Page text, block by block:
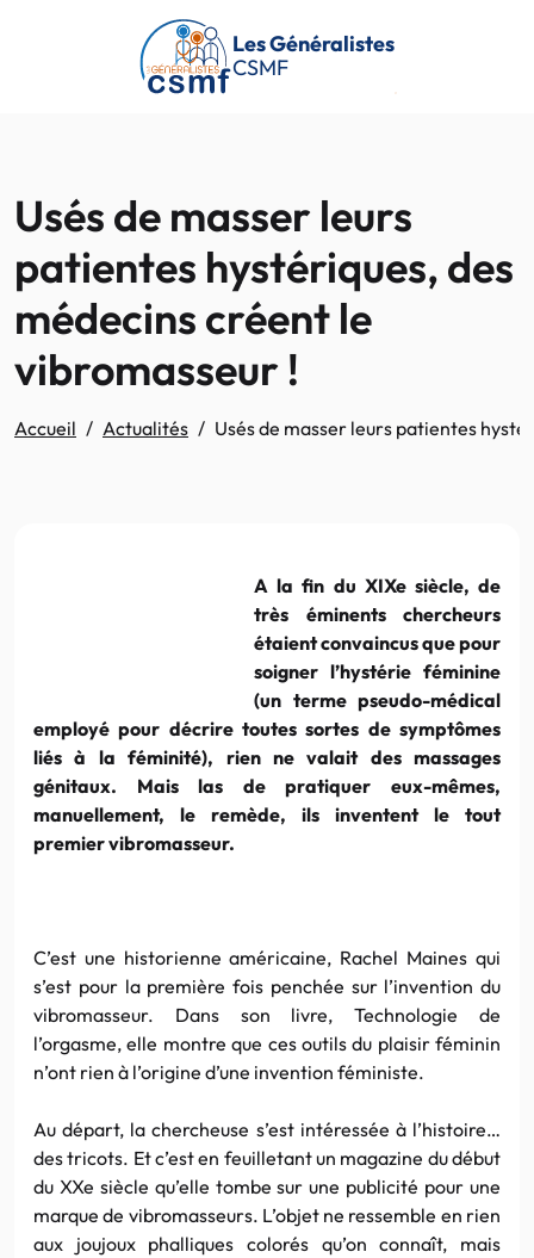
Passer au contenu principal
Les Généralistes
CSMF
Usés de masser leurs
patientes hystériques, des
médecins créent le
vibromasseur !
Accueil Actualités Usés de masser leurs patientes
A la fin du XIXe siècle, de
très éminents chercheurs
étaient convaincus que pour
soigner l’hystérie féminine
(un terme pseudo-médical
employé pour décrire toutes sortes de symptômes
liés à la féminité), rien ne valait des massages
génitaux. Mais las de pratiquer eux-mêmes,
manuellement, le remède, ils inventent le tout
premier vibromasseur.
C’est une historienne américaine, Rachel Maines qui
s’est pour la première fois penchée sur l’invention du
vibromasseur. Dans son livre, Technologie de
l’orgasme, elle montre que ces outils du plaisir féminin
n’ont rien à l’origine d’une invention féministe.
Au départ, la chercheuse s’est intéressée à l’histoire…
des tricots. Et c’est en feuilletant un magazine du début
du XXe siècle qu’elle tombe sur une publicité pour une
marque de vibromasseurs. L’objet ne ressemble en rien
aux joujoux phalliques colorés qu’on connaît, mais